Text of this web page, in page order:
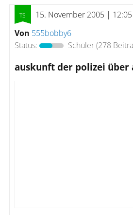
15. November 2005 | 12:05
Von 555bobby6
Status:
Schüler(278
auskunft der polizei über